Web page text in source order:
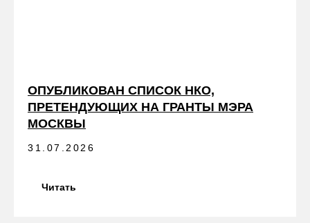
ОПУБЛИКОВАН СПИСОК НКО,
ПРЕТЕНДУЮЩИХ НА ГРАНТЫ МЭРА
МОСКВЫ
31.07.2026
Читать